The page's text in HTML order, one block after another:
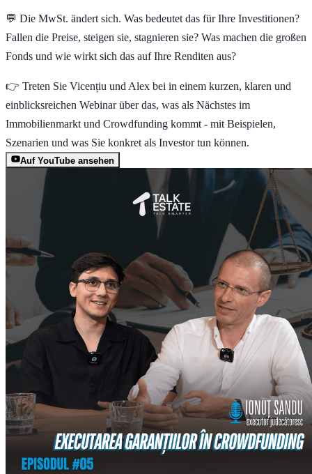
💬 Die MwSt. ändert sich. Was bedeutet das für Ihre Investitionen?
Fallen die Preise, steigen sie, stagnieren sie? Was machen die großen
Fonds und wie wirkt sich das auf Ihre Renditen aus?
👉 Treten Sie Vicențiu und Alex bei in einem kurzen, klaren und
einblicksreichen Webinar über das, was als Nächstes im
Immobilienmarkt und Crowdfunding kommt - mit Beispielen,
Szenarien und was Sie konkret als Investor tun können.
Auf YouTube ansehen